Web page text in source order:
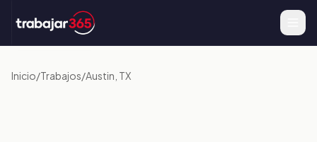
Inicio/Trabajos/Austin, TX